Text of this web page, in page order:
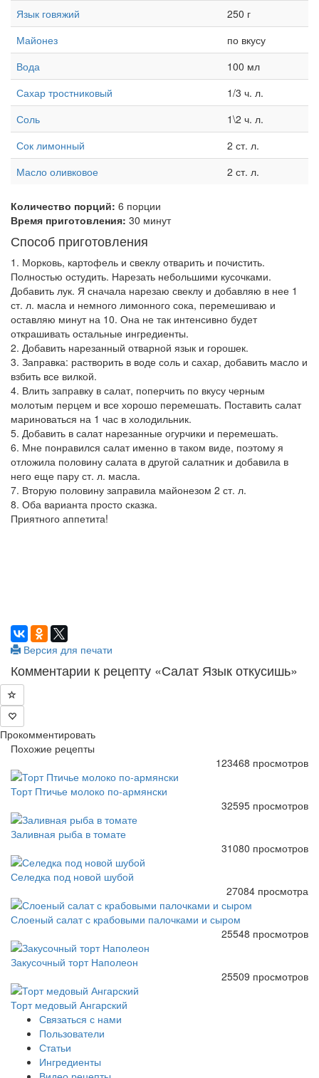
Язык говяжий
250 г
Майонез
по вкусу
Вода
100 мл
Сахар тростниковый
1/3 ч. л.
Соль
1\2 ч. л.
Сок лимонный
2 ст. л.
Масло оливковое
2 ст. л.
Количество порций: 6 порции
Время приготовления: 30 минут
Способ приготовления
1. Морковь, картофель и свеклу отварить и почистить.
Полностью остудить. Нарезать небольшими кусочками.
Добавить лук. Я сначала нарезаю свеклу и добавляю в нее 1
ст. л. масла и немного лимонного сока, перемешиваю и
оставляю минут на 10. Она не так интенсивно будет
открашивать остальные ингредиенты.
2. Добавить нарезанный отварной язык и горошек.
3. Заправка: растворить в воде соль и сахар, добавить масло и
взбить все вилкой.
4. Влить заправку в салат, поперчить по вкусу черным
молотым перцем и все хорошо перемешать. Поставить салат
мариноваться на 1 час в холодильник.
5. Добавить в салат нарезанные огурчики и перемешать.
6. Мне понравился салат именно в таком виде, поэтому я
отложила половину салата в другой салатник и добавила в
него еще пару ст. л. масла.
7. Вторую половину заправила майонезом 2 ст. л.
8. Оба варианта просто сказка.
Приятного аппетита!
Версия для печати
Комментарии к рецепту «Салат Язык откусишь»
Прокомментировать
Похожие рецепты
123468 просмотров
Торт Птичье молоко по-армянски
32595 просмотров
Заливная рыба в томате
31080 просмотров
Селедка под новой шубой
27084 просмотра
Слоеный салат с крабовыми палочками и сыром
25548 просмотров
Закусочный торт Наполеон
25509 просмотров
Торт медовый Ангарский
Связаться с нами
Пользователи
Статьи
Ингредиенты